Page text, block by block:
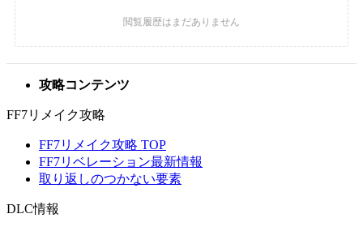
攻略コンテンツ
FF7リメイク攻略
FF7リメイク攻略 TOP
FF7リベレーション最新情報
取り返しのつかない要素
DLC情報